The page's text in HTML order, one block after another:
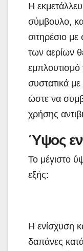
Η
σύμβουλο,
σιτηρέσιο
των αερίων
συστατικά με
ώστε να
χρήσης
Ύψος
Το μέγιστο
εξής:
Η ενίσχυση
δαπάνες